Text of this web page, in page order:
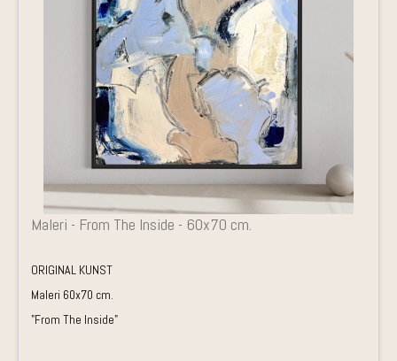
Maleri - From The Inside - 60x70 cm.
ORIGINAL KUNST
Maleri 60x70 cm.
"From The Inside"